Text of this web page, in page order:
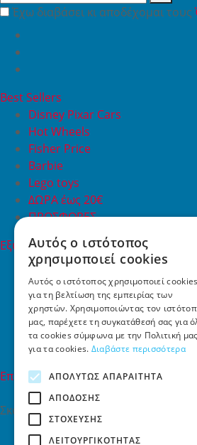
Έχω διαβάσει κι αποδέχομαι τους
Best Sellers
Disney Pixar Cars
Hot Wheels
Fisher Price
Barbie
Lego toys
ΔΩΡΑ έως 20€
ΠΡΟΣΦΟΡΕΣ
Εξυπηρέτηση Πελατών
Εξυπηρέτηση πελατών
Συχνές ερωτήσεις
Όροι χρήσης
Τρόποι Πληρωμής
Επιστροφές
Επικοινωνία
Επικοινωνία
Σκαλάνι, Ηράκλειο Κρήτης
2810731415
Αυτός ο ιστότοπος
χρησιμοποιεί cookies
Αυτός ο ιστότοπος χρησιμοποιεί cookies
για τη βελτίωση της εμπειρίας των
χρηστών. Χρησιμοποιώντας τον
μας, παρέχετε τη συγκατάθεσή σας για
τα cookies σύμφωνα με την Πολιτική μας
για τα cookies. Διαβάστε περισσότερα
ΑΠΟΛΎΤΩΣ ΑΠΑΡΑΊΤΗΤΑ
ΑΠΌΔΟΣΗΣ
ΣΤΌΧΕΥΣΗΣ
ΛΕΙΤΟΥΡΓΙΚΌΤΗΤΑΣ